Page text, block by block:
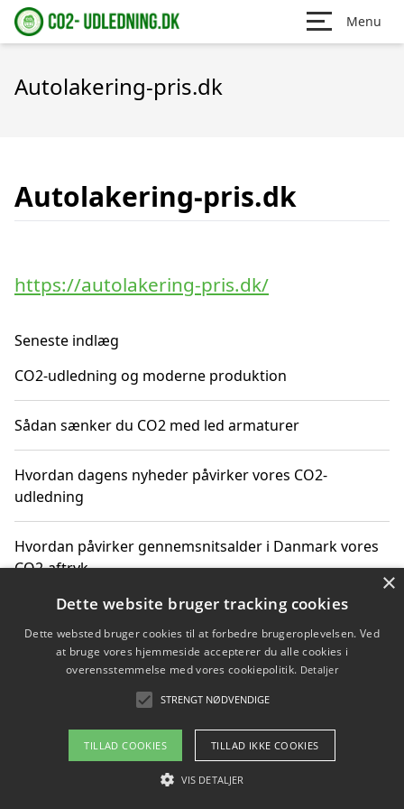
Menu
Autolakering-pris.dk
Autolakering-pris.dk
https://autolakering-pris.dk/
Seneste indlæg
CO2-udledning og moderne produktion
Sådan sænker du CO2 med led armaturer
Hvordan dagens nyheder påvirker vores CO2-
udledning
Hvordan påvirker gennemsnitsalder i Danmark vores
CO2-aftryk
Hvordan nyheder om CO2-udledning påvirker vores
hverdag
Om / kontakt
Blog Betingelser
×
Dette website bruger tracking cookies
Dette websted bruger cookies til at forbedre brugeroplevelsen. Ved
at bruge vores hjemmeside accepterer du alle cookies i
overensstemmelse med vores cookiepolitik. Detaljer
STRENGT NØDVENDIGE
TILLAD COOKIES TILLAD IKKE COOKIES
VIS DETALJER